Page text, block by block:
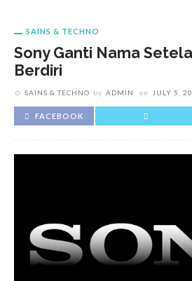
SAINS & TECHNO
Sony Ganti Nama
Berdiri
SAINS & TECHNO by ADMIN on JULY 5,
FACEBOOK